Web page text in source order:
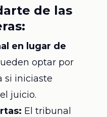
de las
en lugar de
optar por
si iniciaste
juicio.
El tribunal